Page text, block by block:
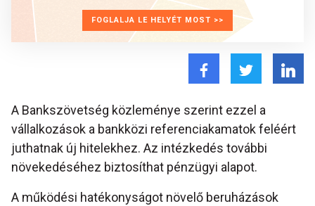
FOGLALJA LE HELYÉT MOST >>
A Bankszövetség közleménye szerint ezzel a
vállalkozások a bankközi referenciakamatok feléért
juthatnak új hitelekhez. Az intézkedés további
növekedéséhez biztosíthat pénzügyi alapot.
A működési hatékonyságot növelő beruházások